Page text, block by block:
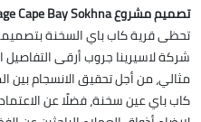
تصميم مشروع Village Cape Bay Sokhna
تحظى قرية كاب باي السخنة
شركة لاسيرينا جروب أرقى
مثالي، من أجل تحقيق الانسجام بين
كاب باي عين سخنة، فضلًا عن